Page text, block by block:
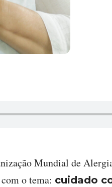
Mundial de
o tema: cuidado